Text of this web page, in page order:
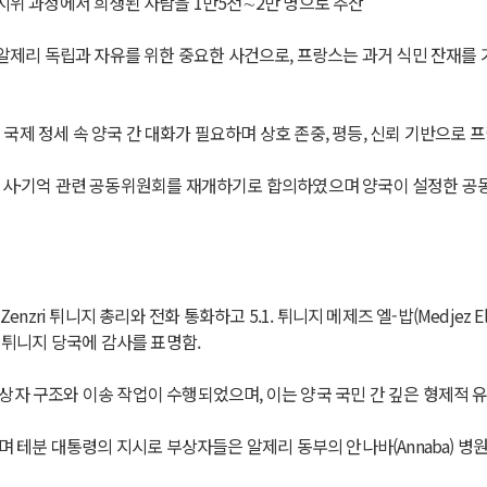
리 독립과 자유를 위한 중요한 사건으로, 프랑스는 과거 식민 잔재를
정세 속 양국 간 대화가 필요하며 상호 존중, 평등, 신뢰 기반으로
기억 관련 공동위원회를 재개하기로 합의하였으며 양국이 설정한 공
튀니지 총리와 전화 통화하고 5.1. 튀니지 메제즈 엘-밥(Medjez
니지 당국에 감사를 표명함.
구조와 이송 작업이 수행되었으며, 이는 양국 국민 간 깊은 형제적
분 대통령의 지시로 부상자들은 알제리 동부의 안나바(Annaba) 병